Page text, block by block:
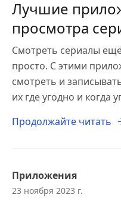
Лучшие
просмотра
Смотреть сериалы
просто. С этими
смотреть и
их где угодно и когда
Продолжайте читать
Приложения
23 ноября 2023 г.